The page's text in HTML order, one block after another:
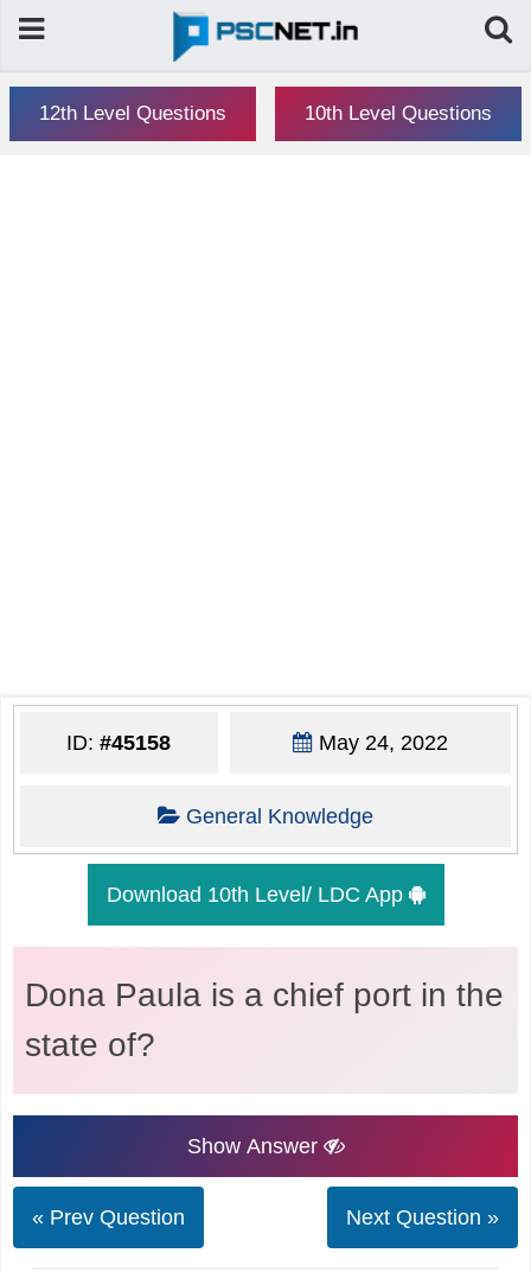
12th Level Questions 10th Level Questions
ID:#45158 May 24, 2022
General Knowledge
Download 10th Level/ LDC App
Dona Paula is a chief port in the
state of?
Show Answer
« Prev Question Next Question »